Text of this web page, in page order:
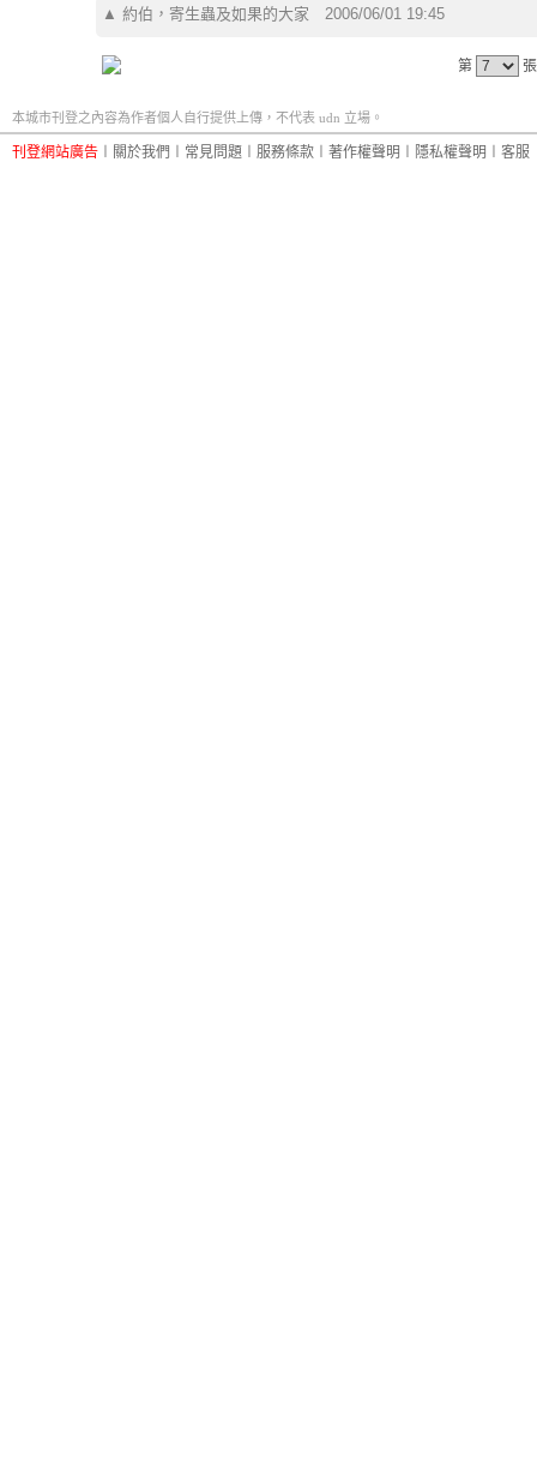
▲ 約伯，寄生蟲及如果的大家 2006/06/01 19:45
第
本城市刊登之內容為作者個人自行提供上傳，不代表 udn 立場。
刊登網站廣告 關於我們 常見問題 服務條款 著作權聲明 隱私權聲明 客服